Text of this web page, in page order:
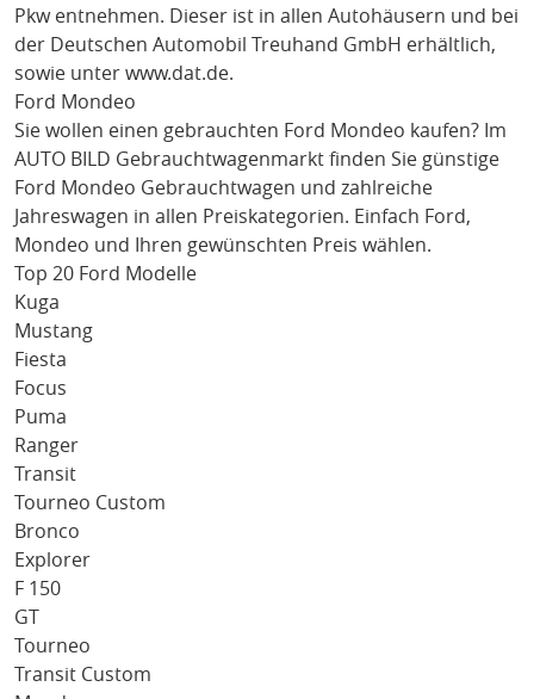
Pkw entnehmen. Dieser ist in allen Autohäusern und bei
der Deutschen Automobil Treuhand GmbH erhältlich,
sowie unter www.dat.de.
Ford Mondeo
Sie wollen einen gebrauchten Ford Mondeo kaufen? Im
AUTO BILD Gebrauchtwagenmarkt finden Sie günstige
Ford Mondeo Gebrauchtwagen und zahlreiche
Jahreswagen in allen Preiskategorien. Einfach Ford,
Mondeo und Ihren gewünschten Preis wählen.
Top 20 Ford Modelle
Kuga
Mustang
Fiesta
Focus
Puma
Ranger
Transit
Tourneo Custom
Bronco
Explorer
F 150
GT
Tourneo
Transit Custom